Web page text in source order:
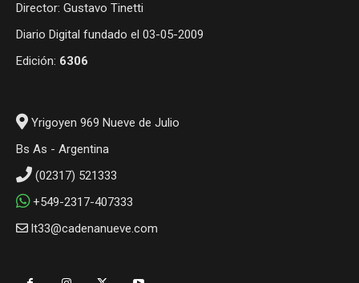
Director: Gustavo Tinetti
Diario Digital fundado el 03-05-2009
Edición: 6306
Yrigoyen 969 Nueve de Julio
Bs As - Argentina
(02317) 521333
+549-2317-407333
lt33@cadenanueve.com